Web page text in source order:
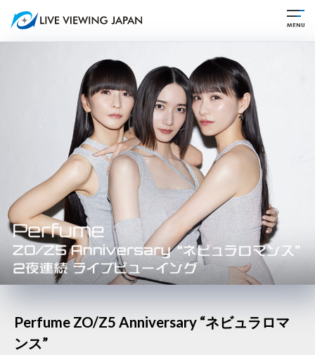
Perfume ZO/Z5 Anniversary “ネビュラロマ
ンス”